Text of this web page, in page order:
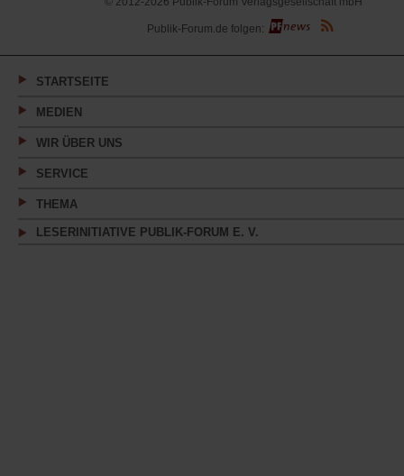
(Öffnet
in
neuen
Publik-Forum.de folgen:
STARTSEITE
MEDIEN
WIR ÜBER UNS
SERVICE
THEMA
LESERINITIATIVE PUBLIK-FORUM E. V.